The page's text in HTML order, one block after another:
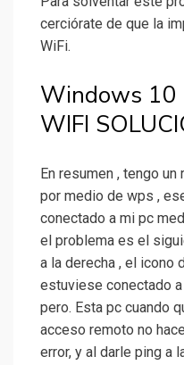
cerciórate de que la
WiFi.
Windows 10
WIFI
En resumen , tengo
por medio de wps ,
conectado a mi pc
el problema es el
a la derecha , el icono
estuviese conectado
pero. Esta pc cuando
acceso remoto no
error, y al darle ping a